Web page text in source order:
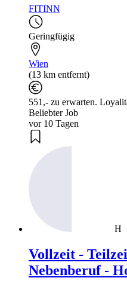
FITINN
Geringfügig
Wien
(13 km entfernt)
551,- zu erwarten.
Beliebter Job
vor 10 Tagen
H
Vollzeit -
Nebenberuf -